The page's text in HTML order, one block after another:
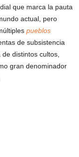
que marca la pauta
actual, pero
pueblos
de subsistencia
distintos cultos,
gran denominador